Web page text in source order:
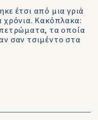
έτσι από μια γριά
χρόνια. Κακόπλακα:
τα οποία
σαν τσιμέντο στα